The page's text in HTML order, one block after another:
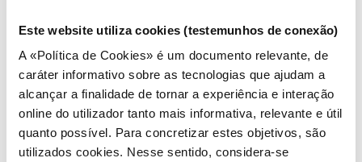
Este website utiliza cookies (testemunhos de conexão)
A «Política de Cookies» é um documento relevante, de
caráter informativo sobre as tecnologias que ajudam a
alcançar a finalidade de tornar a experiência e interação
online do utilizador tanto mais informativa, relevante e útil
quanto possível. Para concretizar estes objetivos, são
utilizados cookies. Nesse sentido, considera-se
ERSEForma
ERSEFORMA
Materiais pedagógicos e informativos
Programação anual
Relatório anual